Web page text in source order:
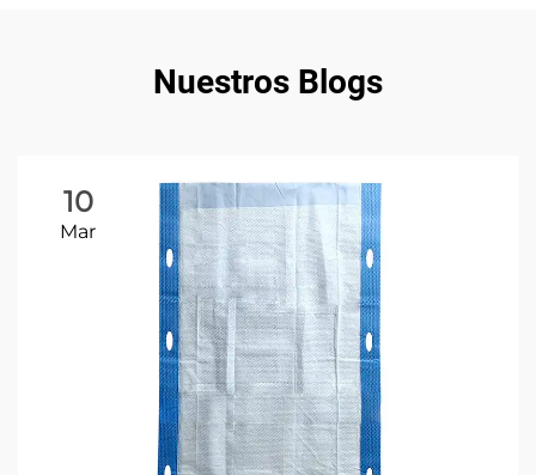
Nuestros Blogs
10
Mar